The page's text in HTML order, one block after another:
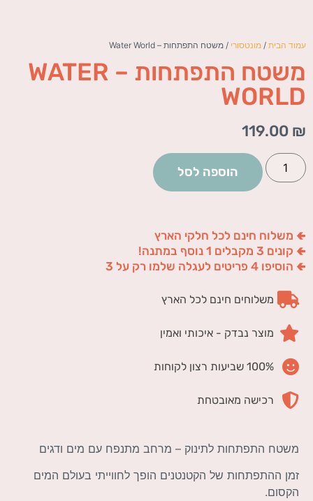
עמוד הבית / מונטסורי / משטח התפתחות – Water World
משטח התפתחות – WATER
WORLD
119.00 ₪
הוספה לסל
🢀 משלוח חינם לכל חלקי הארץ
🢀 קונים 3 מקבלים 1 נוסף במתנה!
🢀 הוסיפו 4 פריטים לעגלה שלמו רק על 3
משלוחים חינם לכל הארץ
מוצר נבדק - איכותי ואמין
100% שביעות רצון לקוחות
רכישה מאובטחת
משטח התפתחות לתינוק – מרחב מתנפח עם מים ודגים
זמן ההתפתחות של הקטנטנים הופך לחווייתי בעולם המים
הקסום.